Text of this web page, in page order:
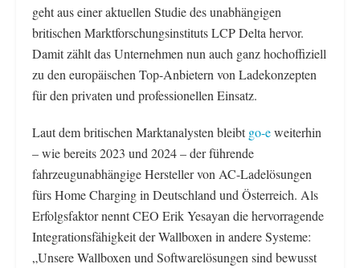
geht aus einer aktuellen Studie des unabhängigen
britischen Marktforschungsinstituts LCP Delta hervor.
Damit zählt das Unternehmen nun auch ganz hochoffiziell
zu den europäischen Top-Anbietern von Ladekonzepten
für den privaten und professionellen Einsatz.
Laut dem britischen Marktanalysten bleibtgo-eweiterhin
– wie bereits 2023 und 2024 – der führende
fahrzeugunabhängige Hersteller von AC-Ladelösungen
fürs Home Charging in Deutschland und Österreich. Als
Erfolgsfaktor nennt CEO Erik Yesayan die hervorragende
Integrationsfähigkeit der Wallboxen in andere Systeme:
„Unsere Wallboxen und Softwarelösungen sind bewusst